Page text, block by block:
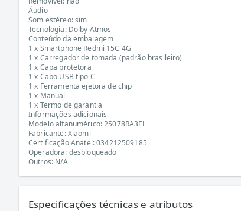
Áudio
Som estéreo: sim
Tecnologia: Dolby Atmos
Conteúdo da embalagem
1 x Smartphone Redmi 15C 4G
1 x Carregador de tomada (padrão brasileiro)
1 x Capa protetora
1 x Cabo USB tipo C
1 x Ferramenta ejetora de chip
1 x Manual
1 x Termo de garantia
Informações adicionais
Modelo alfanumérico: 25078RA3EL
Fabricante: Xiaomi
Certificação Anatel: 034212509185
Operadora: desbloqueado
Outros: N/A
Especificações técnicas e atributos